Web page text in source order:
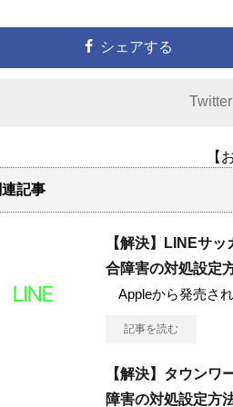
シェアする
【
連記事
【解決】LINEサ
合障害の対処設定
Appleから発売さ
記事を読む
【解決】タウンワ
障害の対処設定方